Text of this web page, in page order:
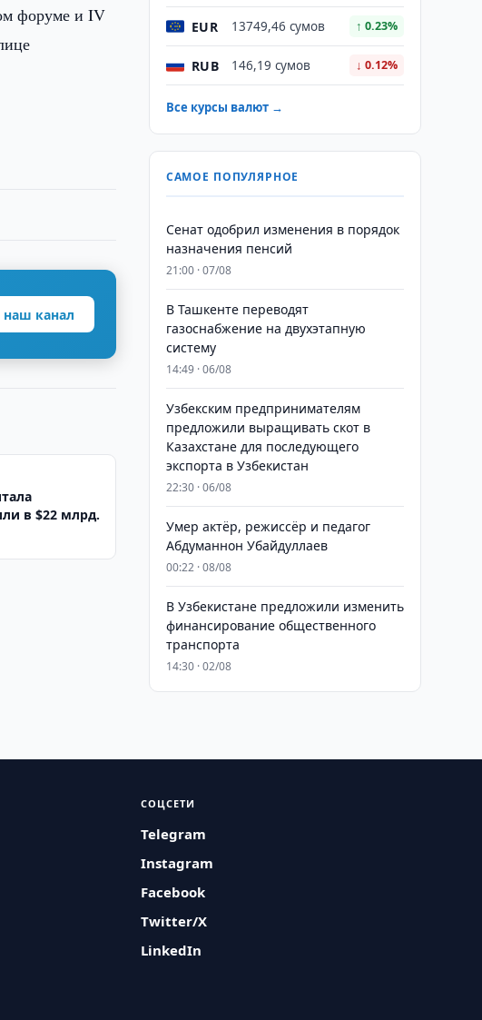
форуме и IV
наш канал
в $22 млрд.
EUR 13749,46 сумов ↑ 0.23%
RUB 146,19 сумов ↓ 0.12%
Все курсы валют →
САМОЕ ПОПУЛЯРНОЕ
Сенат одобрил изменения в порядок
назначения пенсий
21:00 · 07/08
В Ташкенте переводят
газоснабжение на двухэтапную
систему
14:49 · 06/08
Узбекским предпринимателям
предложили выращивать скот в
Казахстане для последующего
экспорта в Узбекистан
22:30 · 06/08
Умер актёр, режиссёр и педагог
Абдуманнон Убайдуллаев
00:22 · 08/08
В Узбекистане предложили изменить
финансирование общественного
транспорта
14:30 · 02/08
СОЦСЕТИ
Telegram
Instagram
Facebook
Twitter/X
LinkedIn